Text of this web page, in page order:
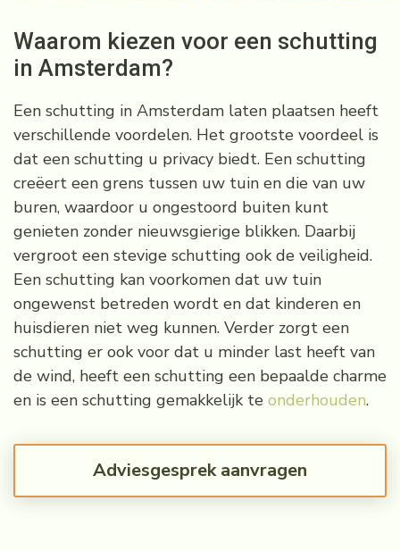
Waarom kiezen voor een schutting
in Amsterdam?
Een schutting in Amsterdam laten plaatsen heeft
verschillende voordelen. Het grootste voordeel is
dat een schutting u privacy biedt. Een schutting
creëert een grens tussen uw tuin en die van uw
buren, waardoor u ongestoord buiten kunt
genieten zonder nieuwsgierige blikken. Daarbij
vergroot een stevige schutting ook de veiligheid.
Een schutting kan voorkomen dat uw tuin
ongewenst betreden wordt en dat kinderen en
huisdieren niet weg kunnen. Verder zorgt een
schutting er ook voor dat u minder last heeft van
de wind, heeft een schutting een bepaalde charme
en is een schutting gemakkelijk te onderhouden.
Adviesgesprek aanvragen